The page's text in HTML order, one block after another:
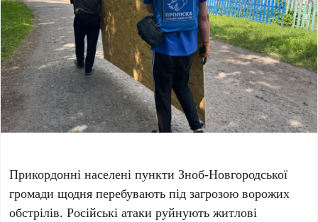
Прикордонні населені пункти Зноб-Новгородської
громади щодня перебувають під загрозою ворожих
обстрілів. Російські атаки руйнують житлові